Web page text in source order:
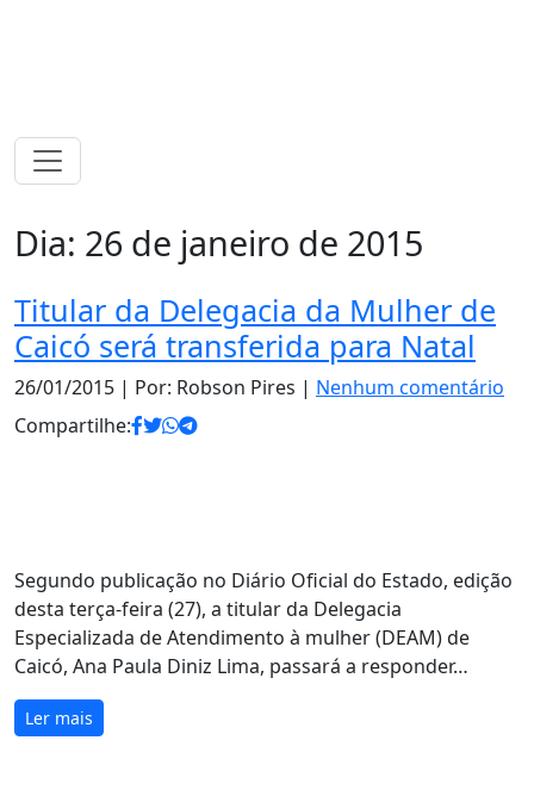
Dia: 26 de janeiro de 2015
Titular da Delegacia da Mulher de
Caicó será transferida para Natal
26/01/2015 | Por: Robson Pires | Nenhum comentário
Compartilhe:
Segundo publicação no Diário Oficial do Estado, edição
desta terça-feira (27), a titular da Delegacia
Especializada de Atendimento à mulher (DEAM) de
Caicó, Ana Paula Diniz Lima, passará a responder…
Ler mais